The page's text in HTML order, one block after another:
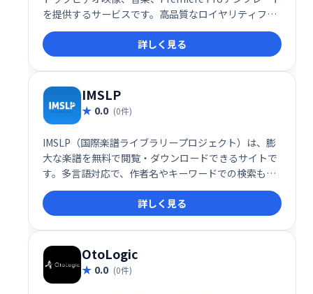
を提供するサービスです。高品質なロイヤリティフリ
ーのアセットを無料でダウンロードでき、手軽にプロ
フェッショナルな動画制作が可能です。
詳しく見る
IMSLP
0.0 (0件)
IMSLP（国際楽譜ライブラリープロジェクト）は、膨
大な楽譜を無料で閲覧・ダウンロードできるサイトで
す。多言語対応で、作者名やキーワードでの検索も可
能です。欲しい楽譜を簡単に見つけられる、音楽愛好
家にとって貴重なリソースです。
詳しく見る
OtoLogic
0.0 (0件)